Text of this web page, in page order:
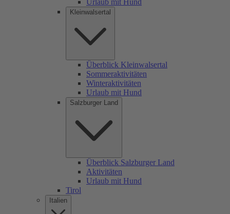
Urlaub mit Hund
Kleinwalsertal
Überblick Kleinwalsertal
Sommeraktivitäten
Winteraktivitäten
Urlaub mit Hund
Salzburger Land
Überblick Salzburger Land
Aktivitäten
Urlaub mit Hund
Tirol
Italien